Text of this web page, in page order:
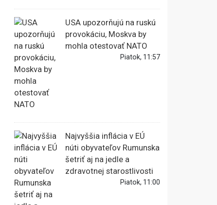
USA upozorňujú na ruskú
provokáciu, Moskva by
mohla otestovať NATO
Piatok, 11:57
Najvyššia inflácia v EÚ
núti obyvateľov Rumunska
šetriť aj na jedle a
zdravotnej starostlivosti
Piatok, 11:00